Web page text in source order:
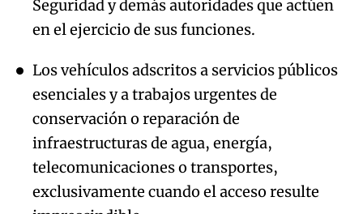
esenciales y a trabajos urgentes de
conservación o reparación de
infraestructuras de agua, energía,
telecomunicaciones o transportes,
exclusivamente cuando el acceso resulte
imprescindible.
Las personas residentes, propietarias o
titulares de explotaciones agrícolas,